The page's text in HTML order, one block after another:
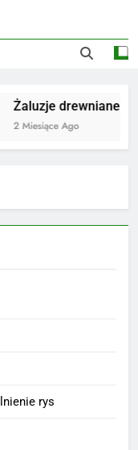
Żaluzje drewniane
2 Miesiące Ago
rys